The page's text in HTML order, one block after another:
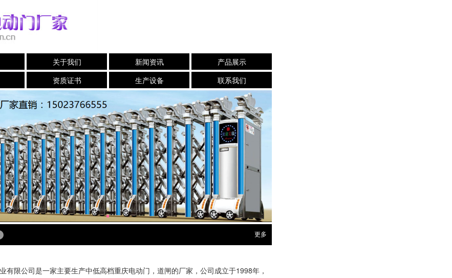
关于我们 新闻资讯
产品展示
资质证书 生产设备 联系我们
更多
限公司是一家主要生产中低高档重庆电动门 ，道闸的厂家，公司成立于1998年，